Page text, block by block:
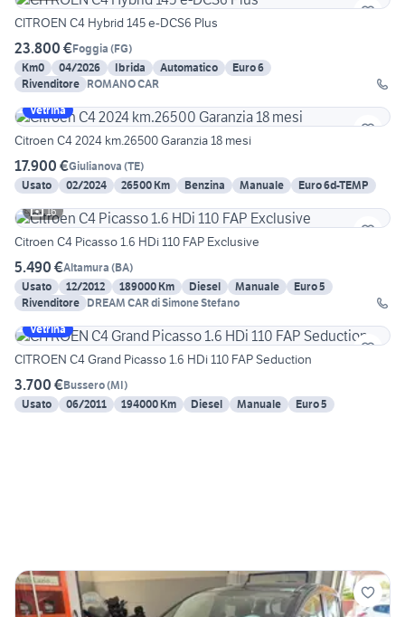
CITROEN C4 Hybrid 145 e-DCS6 Plus
23.800 €Foggia (FG)
Km0
04/2026 Ibrida Automatico
Euro 6
Rivenditore ROMANO CAR
Vetrina
Citroen C4 2024 km.26500 Garanzia 18 mesi
17.900 €Giulianova (TE)
Usato
02/2024 26500 Km Benzina Manuale
Euro 6d-TEMP
16
Citroen C4 Picasso 1.6 HDi 110 FAP Exclusive
5.490 €Altamura (BA)
Usato
12/2012 189000 Km Diesel Manuale
Euro 5
Rivenditore DREAM CAR di Simone Stefano
Vetrina
CITROEN C4 Grand Picasso 1.6 HDi 110 FAP Seduction
3.700 €Bussero(MI)
Usato
06/2011 194000 Km Diesel Manuale Euro 5